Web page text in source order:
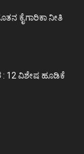
ಕೈಗಾರಿಕಾ ನೀತಿ
12 ವಿಶೇಷ ಹೂಡಿಕೆ